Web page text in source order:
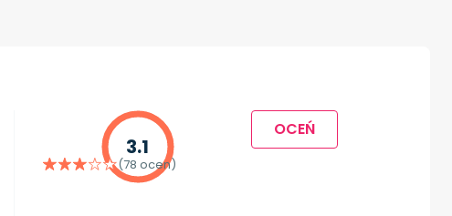
3.1
(78 ocen)
OCEŃ